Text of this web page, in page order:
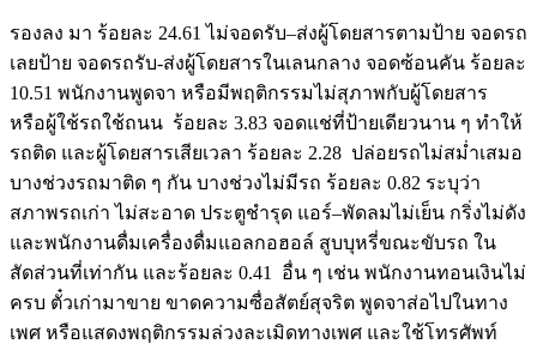
รองลง มา ร้อยละ 24.61 ไม่จอดรับ–ส่งผู้โดยสารตามป้าย จอดรถ
เลยป้าย จอดรถรับ-ส่งผู้โดยสารในเลนกลาง จอดซ้อนคัน ร้อยละ
10.51 พนักงานพูดจา หรือมีพฤติกรรมไม่สุภาพกับผู้โดยสาร
หรือผู้ใช้รถใช้ถนน ร้อยละ 3.83 จอดแช่ที่ป้ายเดียวนาน ๆ ทำให้
รถติด และผู้โดยสารเสียเวลา ร้อยละ 2.28 ปล่อยรถไม่สม่ำเสมอ
บางช่วงรถมาติด ๆ กัน บางช่วงไม่มีรถ ร้อยละ 0.82 ระบุว่า
สภาพรถเก่า ไม่สะอาด ประตูชำรุด แอร์–พัดลมไม่เย็น กริ่งไม่ดัง
และพนักงานดื่มเครื่องดื่มแอลกอฮอล์ สูบบุหรี่ขณะขับรถ ใน
สัดส่วนที่เท่ากัน และร้อยละ 0.41 อื่น ๆ เช่น พนักงานทอนเงินไม่
ครบ ตั๋วเก่ามาขาย ขาดความซื่อสัตย์สุจริต พูดจาส่อไปในทาง
เพศ หรือแสดงพฤติกรรมล่วงละเมิดทางเพศ และใช้โทรศัพท์